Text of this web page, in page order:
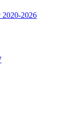
2020-2026